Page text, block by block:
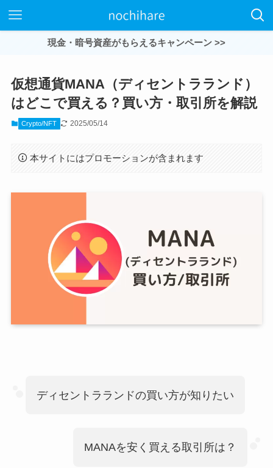
現金・暗号資産がもらえるキャンペーン >>
仮想通貨MANA（ディセントラランド）
はどこで買える？買い方・取引所を解説
Crypto/NFT 2025/05/14
本サイトにはプロモーションが含まれます
ディセントラランドの買い方が知りたい
MANAを安く買える取引所は？